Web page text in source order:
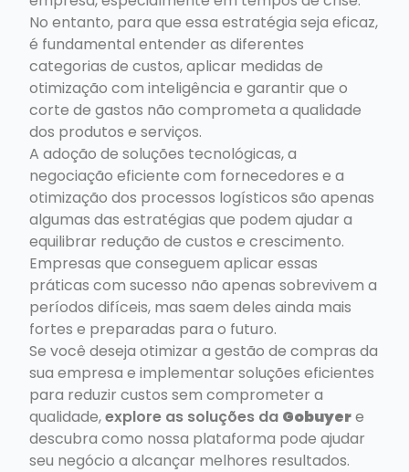
No entanto, para que essa estratégia seja eficaz,
é fundamental entender as diferentes
categorias de custos, aplicar medidas de
otimização com inteligência e garantir que o
corte de gastos não comprometa a qualidade
dos produtos e serviços.
A adoção de soluções tecnológicas, a
negociação eficiente com fornecedores e a
otimização dos processos logísticos são apenas
algumas das estratégias que podem ajudar a
equilibrar redução de custos e crescimento.
Empresas que conseguem aplicar essas
práticas com sucesso não apenas sobrevivem a
períodos difíceis, mas saem deles ainda mais
fortes e preparadas para o futuro.
Se você deseja otimizar a gestão de compras da
sua empresa e implementar soluções eficientes
para reduzir custos sem comprometer a
qualidade,explore as soluções da Gobuyere
descubra como nossa plataforma pode ajudar
seu negócio a alcançar melhores resultados.